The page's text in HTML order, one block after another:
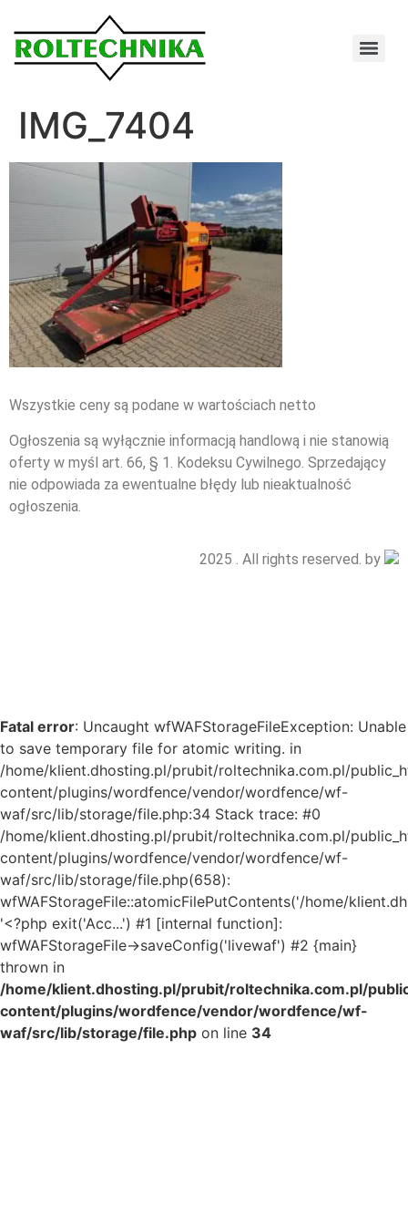
IMG_7404
Wszystkie ceny są podane w wartościach netto
Ogłoszenia są wyłącznie informacją handlową i nie stanowią
oferty w myśl art. 66, § 1. Kodeksu Cywilnego. Sprzedający
nie odpowiada za ewentualne błędy lub nieaktualność
ogłoszenia.
2025 . All rights reserved. by
Fatal error: Uncaught wfWAFStorageFileException: Unable
to save temporary file for atomic writing. in
/home/klient.dhosting.pl/prubit/roltechnika.com.pl/
content/plugins/wordfence/vendor/wordfence/wf-
waf/src/lib/storage/file.php:34 Stack trace: #0
/home/klient.dhosting.pl/prubit/roltechnika.com.pl/
content/plugins/wordfence/vendor/wordfence/wf-
waf/src/lib/storage/file.php(658):
wfWAFStorageFile::atomicFilePutContents('/home/
'<?php exit('Acc...') #1 [internal function]:
wfWAFStorageFile->saveConfig('livewaf') #2 {main}
thrown in
/home/klient.dhosting.pl/prubit/roltechnika.com.pl/
content/plugins/wordfence/vendor/wordfence/wf-
waf/src/lib/storage/file.php on line 34